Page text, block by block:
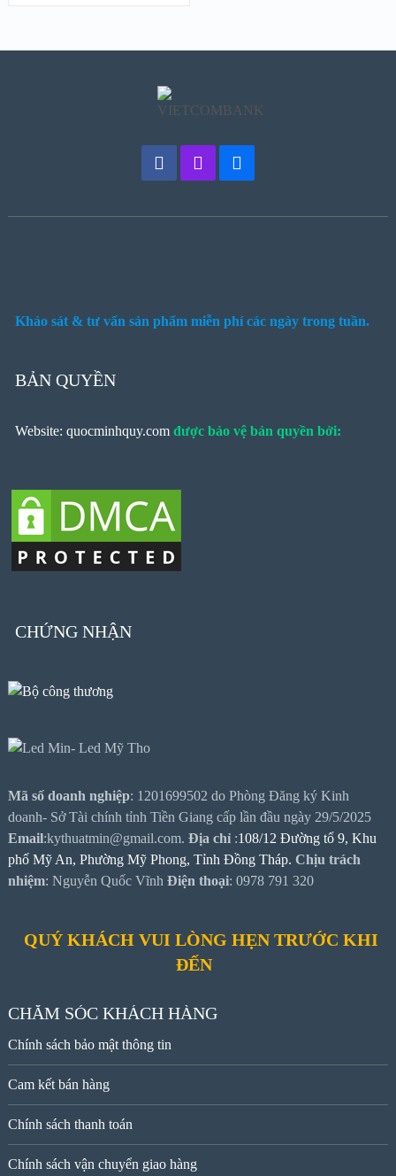
Khảo sát & tư vấn sản phẩm miễn phí các ngày trong tuần.
BẢN QUYỀN
Website: quocminhquy.comđược bảo vệ bản quyền bởi:
CHỨNG NHẬN
Mã số doanh nghiệp: 1201699502 do Phòng Đăng ký Kinh
doanh- Sở Tài chính tỉnh Tiền Giang cấp lần đầu ngày 29/5/2025
Email:kythuatmin@gmail.com. Địa chỉ:108/12 Đường tổ 9, Khu
phố Mỹ An, Phường Mỹ Phong, Tỉnh Đồng Tháp. Chịu trách
nhiệm: Nguyễn Quốc Vĩnh Điện thoại: 0978 791 320
QUÝ KHÁCH VUI LÒNG HẸN TRƯỚC KHI
ĐẾN
CHĂM SÓC KHÁCH HÀNG
Chính sách bảo mật thông tin
Cam kết bán hàng
Chính sách thanh toán
Chính sách vận chuyển giao hàng